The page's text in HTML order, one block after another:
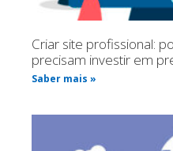
Criar site profissional:
precisam investir em
Saber mais »